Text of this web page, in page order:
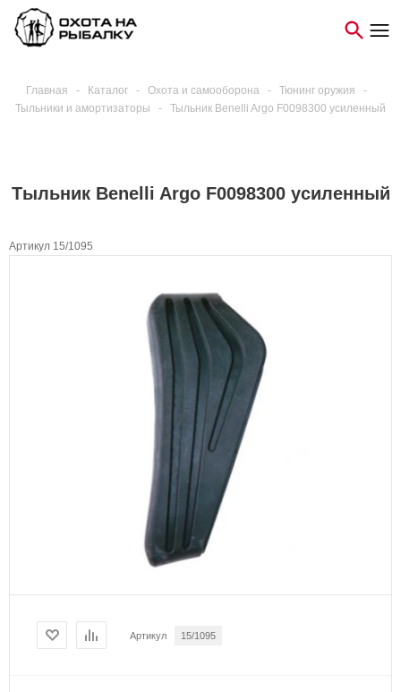
Главная - Каталог - Охота и самооборона - Тюнинг оружия
-
Тыльники и амортизаторы
- Тыльник Benelli Argo F0098300 усиленный
Тыльник Benelli Argo F0098300 усиленный
Артикул 15/1095
Артикул 15/1095